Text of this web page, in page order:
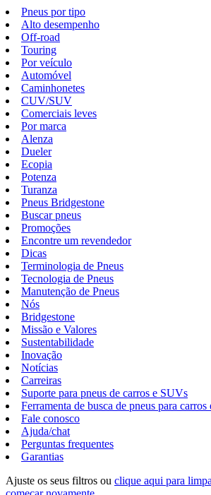
Pneus por tipo
Alto desempenho
Off-road
Touring
Por veículo
Automóvel
Caminhonetes
CUV/SUV
Comerciais leves
Por marca
Alenza
Dueler
Ecopia
Potenza
Turanza
Pneus Bridgestone
Buscar pneus
Promoções
Encontre um revendedor
Dicas
Terminologia de Pneus
Tecnologia de Pneus
Manutenção de Pneus
Nós
Bridgestone
Missão e Valores
Sustentabilidade
Inovação
Notícias
Carreiras
Suporte para pneus de carros e SUVs
Ferramenta de busca de pneus para
Fale conosco
Ajuda/chat
Perguntas frequentes
Garantias
Ajuste os seus filtros ou clique aqui para